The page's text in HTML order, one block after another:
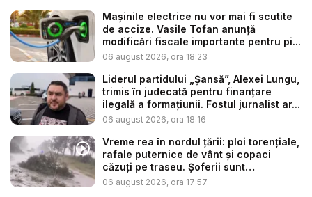
Mașinile electrice nu vor mai fi scutite
de accize. Vasile Tofan anunță
modificări fiscale importante pentru pi...
06 august 2026, ora 18:23
Liderul partidului „Șansă”, Alexei Lungu,
trimis în judecată pentru finanțare
ilegală a formațiunii. Fostul jurnalist ar...
06 august 2026, ora 18:16
Vreme rea în nordul țării: ploi torențiale,
rafale puternice de vânt și copaci
căzuți pe traseu. Șoferii sunt
îndemnaț...
06 august 2026, ora 17:57